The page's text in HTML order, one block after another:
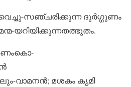
സഞ്ചരിക്കുന്ന ദുർഗ്ഗുണം
യറിയിക്കുന്നതത്ഭുതം.
വാമനൻ; മശകം കൃമി